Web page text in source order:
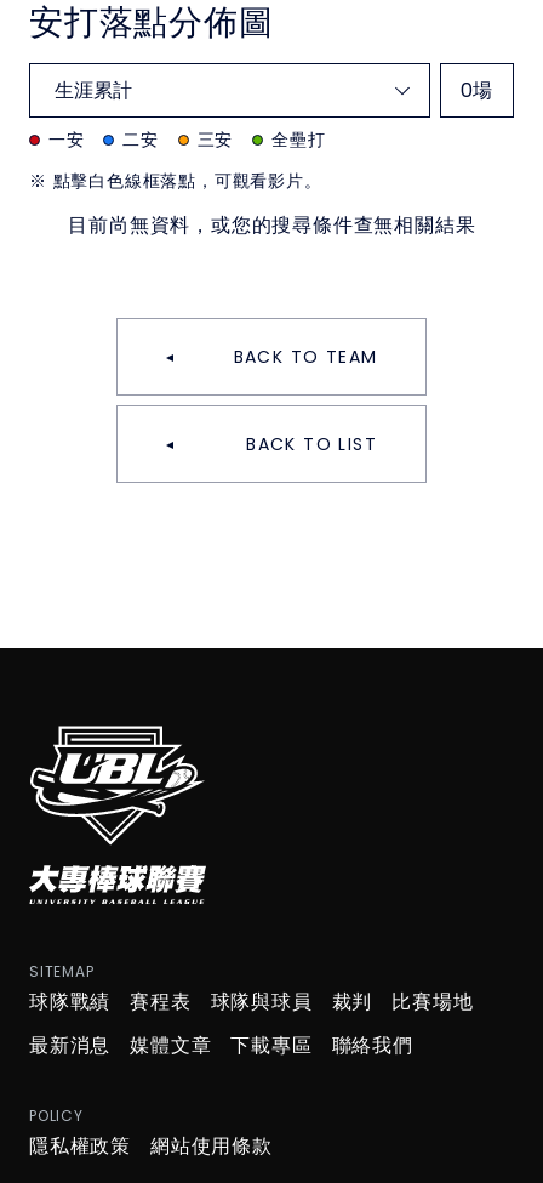
安打落點分佈圖
0場
一安 二安 三安
全壘打
※ 點擊白色線框落點，可觀看影片。
目前尚無資料，或您的搜尋條件查無相關結果
BACK TO TEAM
BACK TO LIST
SITEMAP
球隊戰績 賽程表 球隊與球員 裁判
比賽場地
最新消息
媒體文章 下載專區 聯絡我們
POLICY
隱私權政策 網站使用條款